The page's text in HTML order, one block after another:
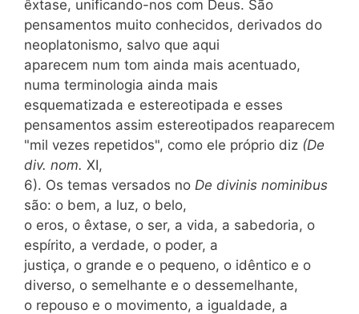
êxtase, unificando-nos com Deus. São
pensamentos muito conhecidos, derivados do
neoplatonismo, salvo que aqui
aparecem num tom ainda mais acentuado,
numa terminologia ainda mais
esquematizada e estereotipada e esses
pensamentos assim estereotipados reaparecem
"mil vezes repetidos", como ele próprio diz (De
div. nom. XI,
6). Os temas versados no De divinis nominibus
são: o bem, a luz, o belo,
o eros, o êxtase, o ser, a vida, a sabedoria, o
espírito, a verdade, o poder, a
justiça, o grande e o pequeno, o idêntico e o
diverso, o semelhante e o dessemelhante,
o repouso e o movimento, a igualdade, a